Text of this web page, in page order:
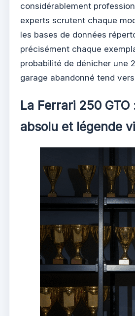
considérablement
experts scrutent chaque
les bases de données
précisément chaque
probabilité de dénicher une
garage abandonné tend
La Ferrari 250 GTO
absolu et légende